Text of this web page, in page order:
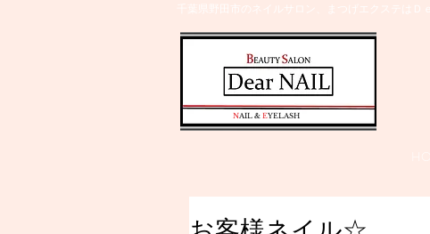
千葉県野田市のネイルサロン、まつげエクステは
​NAIL & EYELASH